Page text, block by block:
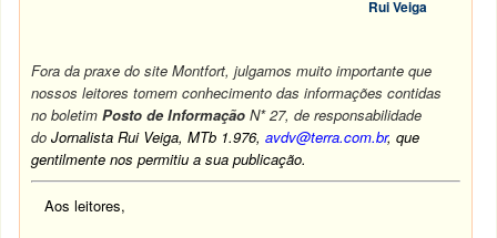
Rui Veiga
Fora da praxe do site Montfort, julgamos muito importante que
nossos leitores tomem conhecimento das informações contidas
no boletimPosto de Informação N* 27, de responsabilidade
doJornalista Rui Veiga, MTb 1.976,avdv@terra.com.br, que
gentilmente nos permitiu a sua publicação.
Aos leitores,